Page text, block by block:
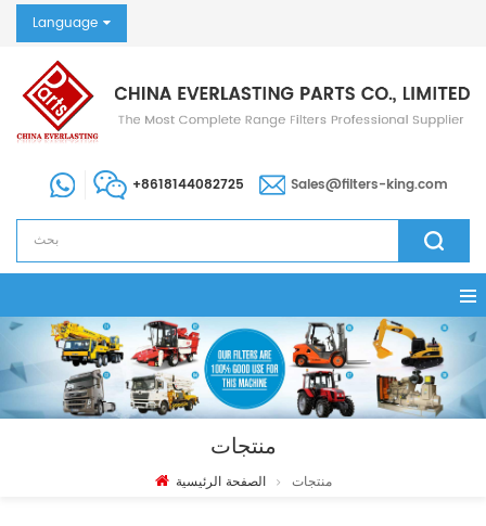
Language
+8618144082725 Sales@filters-king.com
منتجات
الصفحة الرئيسية منتجات